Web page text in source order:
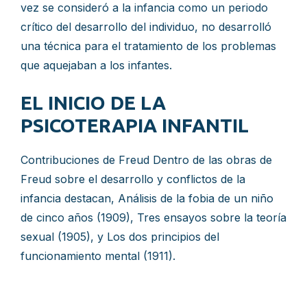
vez se consideró a la infancia como un periodo
crítico del desarrollo del individuo, no desarrolló
una técnica para el tratamiento de los problemas
que aquejaban a los infantes.
EL INICIO DE LA
PSICOTERAPIA INFANTIL
Contribuciones de Freud Dentro de las obras de
Freud sobre el desarrollo y conflictos de la
infancia destacan, Análisis de la fobia de un niño
de cinco años (1909), Tres ensayos sobre la teoría
sexual (1905), y Los dos principios del
funcionamiento mental (1911).